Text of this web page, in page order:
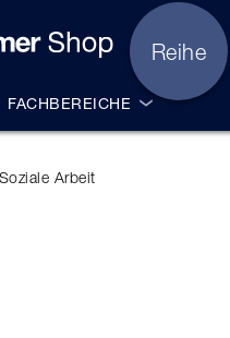
FACHBEREICHE